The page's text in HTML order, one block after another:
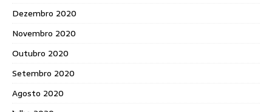
Dezembro 2020
Novembro 2020
Outubro 2020
Setembro 2020
Agosto 2020